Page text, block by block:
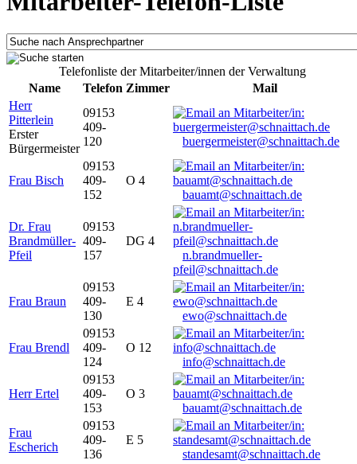
Telefonliste der Mitarbeiter/innen der Verwaltung
Name
Telefon Zimmer
Mail
Herr
Pitterlein
Erster
Bürgermeister
09153
409-
120
buergermeister@schnaittach.de
Frau Bisch
09153
409-
152
O 4
bauamt@schnaittach.de
Dr. Frau
Brandmüller-
Pfeil
09153
409-
157
DG 4
n.brandmueller-
pfeil@schnaittach.de
Frau Braun
09153
409-
130
E 4
ewo@schnaittach.de
Frau Brendl
09153
409-
124
O 12
info@schnaittach.de
Herr Ertel
09153
409-
153
O 3
bauamt@schnaittach.de
Frau
Escherich
09153
409-
136
E 5
standesamt@schnaittach.de